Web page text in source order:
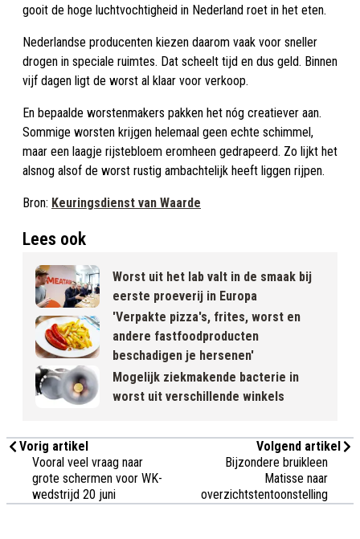
gooit de hoge luchtvochtigheid in Nederland roet in het eten.
Nederlandse producenten kiezen daarom vaak voor sneller
drogen in speciale ruimtes. Dat scheelt tijd en dus geld. Binnen
vijf dagen ligt de worst al klaar voor verkoop.
En bepaalde worstenmakers pakken het nóg creatiever aan.
Sommige worsten krijgen helemaal geen echte schimmel,
maar een laagje rijstebloem eromheen gedrapeerd. Zo lijkt het
alsnog alsof de worst rustig ambachtelijk heeft liggen rijpen.
Bron: Keuringsdienst van Waarde
Lees ook
Worst uit het lab valt in de smaak bij
eerste proeverij in Europa
'Verpakte pizza's, frites, worst en
andere fastfoodproducten
beschadigen je hersenen'
Mogelijk ziekmakende bacterie in
worst uit verschillende winkels
Vorig artikel
Vooral veel vraag naar
grote schermen voor WK-
wedstrijd 20 juni
Volgend artikel
Bijzondere bruikleen
Matisse naar
overzichtstentoonstelling